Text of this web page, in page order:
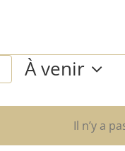
Il n’y a
À venir
une